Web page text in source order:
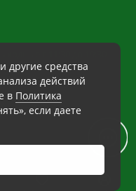
средства
действий
в Политика
если даете
с 11:30 до 19:30